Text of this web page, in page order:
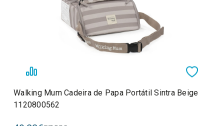
Walking Mum Cadeira de Papa Portátil Sintra Beige
1120800562